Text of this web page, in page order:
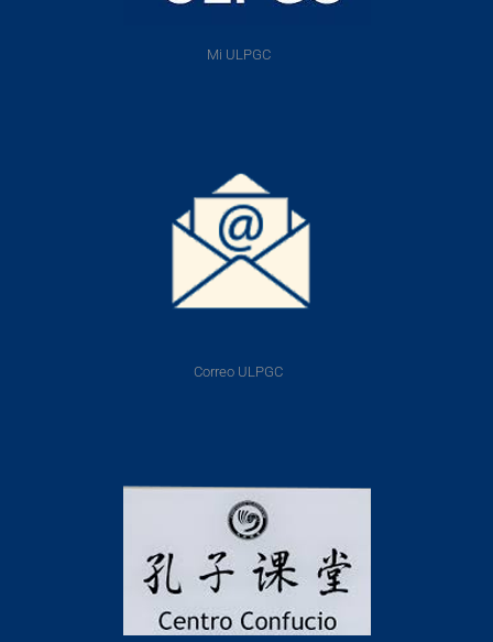
Mi ULPGC
Correo ULPGC